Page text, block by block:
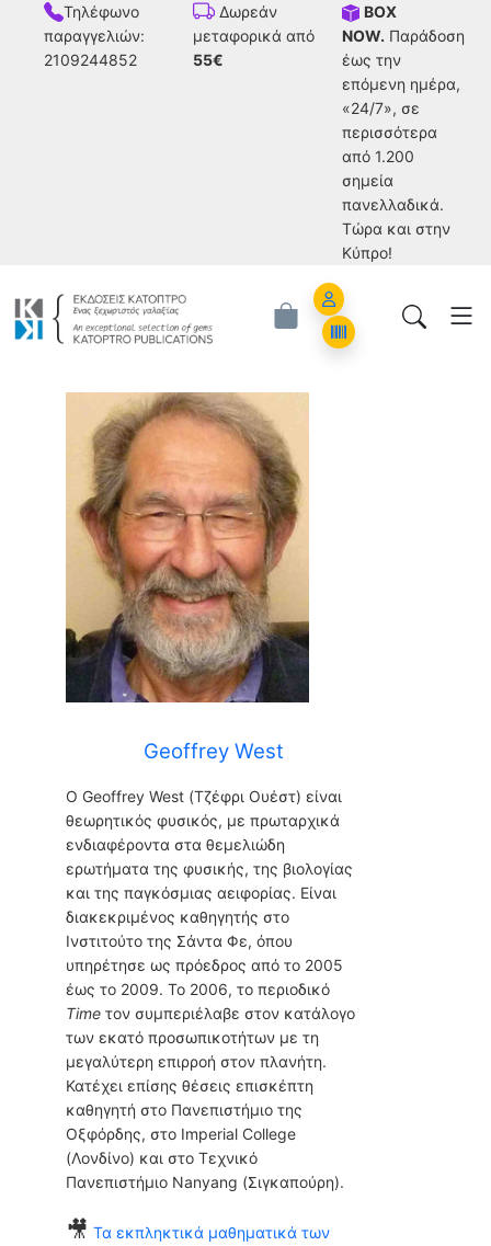
Τηλέφωνο
παραγγελιών:
2109244852
Δωρεάν
μεταφορικά από
55€
BOX
NOW. Παράδοση
έως την
επόμενη ημέρα,
«24/7», σε
περισσότερα
από 1.200
σημεία
πανελλαδικά.
Tώρα και στην
Κύπρο!
Account
Orders
Geoffrey West
Geoffrey West
Ο Geoffrey West (Τζέφρι Ουέστ) είναι
θεωρητικός φυσικός, με πρωταρχικά
ενδιαφέροντα στα θεμελιώδη
ερωτήματα της φυσικής, της βιολογίας
και της παγκόσμιας αειφορίας. Είναι
διακεκριμένος καθηγητής στο
Ινστιτούτο της Σάντα Φε, όπου
υπηρέτησε ως πρόεδρος από το 2005
έως το 2009. Το 2006, το περιοδικό
Time τον συμπεριέλαβε στον κατάλογο
των εκατό προσωπικοτήτων με τη
μεγαλύτερη επιρροή στον πλανήτη.
Κατέχει επίσης θέσεις επισκέπτη
καθηγητή στο Πανεπιστήμιο της
Οξφόρδης, στο Imperial College
(Λονδίνο) και στο Τεχνικό
Πανεπιστήμιο Nanyang (Σιγκαπούρη).
🎥 Τα εκπληκτικά μαθηματικά των